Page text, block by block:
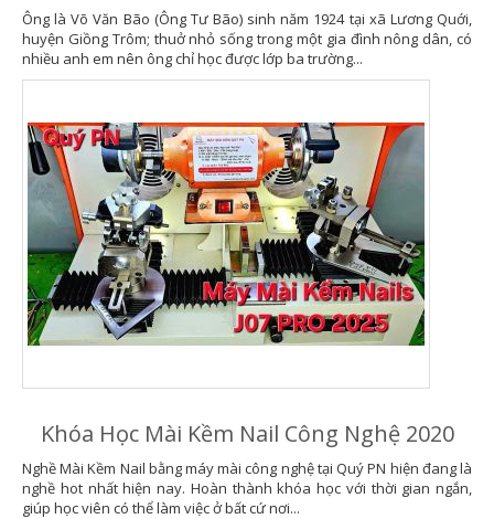
Ông là Võ Văn Bão (Ông Tư Bão) sinh năm 1924 tại xã Lương Quới,
huyện Giồng Trôm; thuở nhỏ sống trong một gia đình nông dân, có
nhiều anh em nên ông chỉ học được lớp ba trường...
Khóa Học Mài Kềm Nail Công Nghệ 2020
Nghề Mài Kềm Nail bằng máy mài công nghệ tại Quý PN hiện đang là
nghề hot nhất hiện nay. Hoàn thành khóa học với thời gian ngắn,
giúp học viên có thể làm việc ở bất cứ nơi...